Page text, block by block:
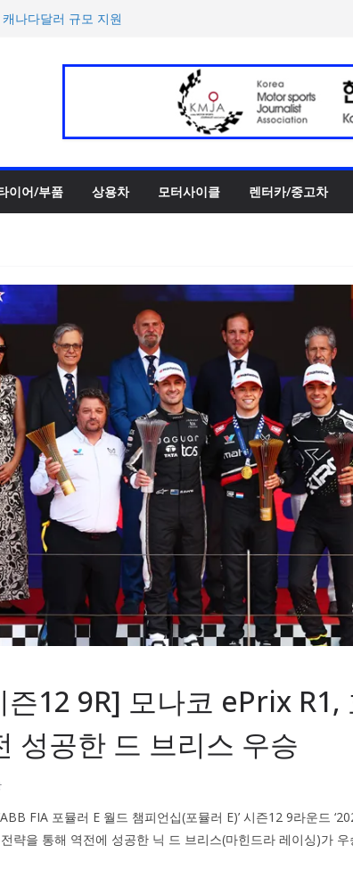
라이저 링크’ 정비 솔
티벌’ 3R 나이트 페
‘누볼라리’ 제작 비하
이어/부품 상용차 모터사이클 렌터카/중고차
즌12 9R] 모나코 ePrix R1,
성공한 드 브리스 우승
FIA 포뮬러 E 월드 챔피언십(포뮬러 E)’ 시즌12 9라운드
략을 통해 역전에 성공한 닉 드 브리스(마힌드라 레이싱)가